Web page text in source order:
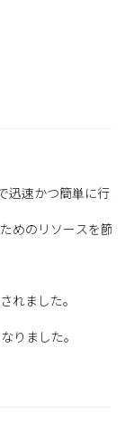
速かつ簡単に行
めのリソースを節
れました。
りました。